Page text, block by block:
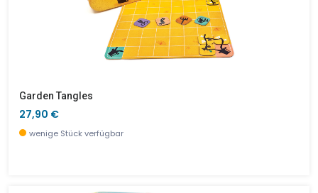
Garden Tangles
27,90 €
wenige Stück verfügbar